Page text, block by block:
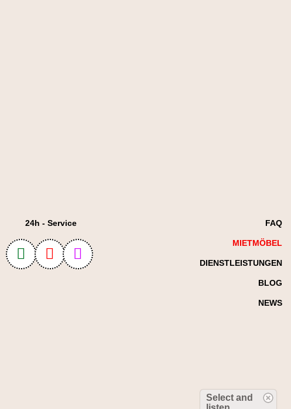
24h - Service FAQ
MIETMÖBEL
DIENSTLEISTUNGEN
BLOG
NEWS
Select and